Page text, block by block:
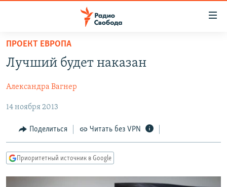
упрощенного
доступа
содержанию
Вернутся
главной
навигации
Вернутся
ПОДКАСТЫ
АВТОРСКИЕ ПРОЕКТЫ
ЦИТАТЫ СВОБОДЫ
МНЕНИЯ
КУЛЬТУРА
IDEL.РЕАЛИИ
ПРОЕКТ ЕВРОПА
Лучший будет наказан
Александра Вагнер
14 ноября 2013
Поделиться Читать без VPN
Приоритетный источник в Google